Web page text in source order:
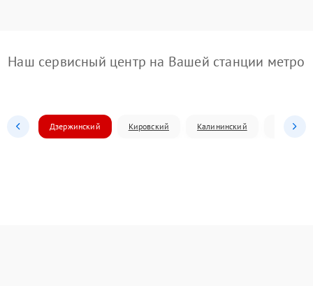
Наш сервисный центр на Вашей станции метро
Дзержинский Кировский Калининский